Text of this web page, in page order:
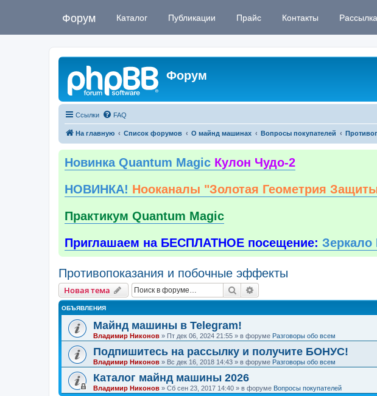
Форум Каталог Публикации Прайс Контакты Рассылка
Форум
Ссылки FAQ
На главную Список форумов О майнд машинах Вопросы покупателей
Новинка Quantum Magic Кулон Чудо-2
НОВИНКА! Нооканалы "Золотая Геометрия
Практикум Quantum Magic
Приглашаем на БЕСПЛАТНОЕ посещение: Зеркало
Противопоказания и побочные эффекты
Новая тема Поиск
ОБЪЯВЛЕНИЯ
Майнд машины в Telegram!
Владимир Никонов » Пт дек 06, 2024 21:55 » в форуме Разговоры обо всем
Подпишитесь на рассылку и получите БОНУС!
Владимир Никонов » Вс дек 16, 2018 14:43 » в форуме Разговоры обо всем
Каталог майнд машины 2026
Владимир Никонов » Сб сен 23, 2017 14:40 » в форуме Вопросы покупателей